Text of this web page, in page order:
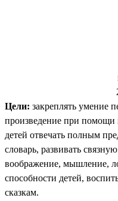
Цели: закреплять умение
произведение при помощи
детей отвечать полным
словарь, развивать
воображение, мышление,
способности детей,
сказкам.